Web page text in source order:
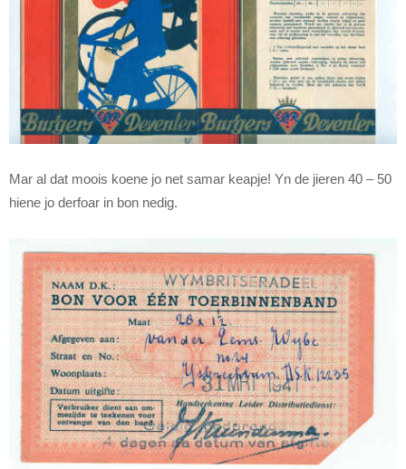
Mar al dat moois koene jo net samar keapje! Yn de jieren 40 – 50
hiene jo derfoar in bon nedig.